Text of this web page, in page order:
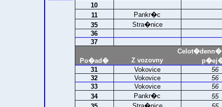
10
11
Pankr�c
35
Stra�nice
36
37
Po�ad�
Z vozovny
31
Vokovice
56
32
Vokovice
56
33
Vokovice
56
34
Pankr�c
55